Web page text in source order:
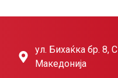
ул. Бихаќка бр. 8,
Македонија